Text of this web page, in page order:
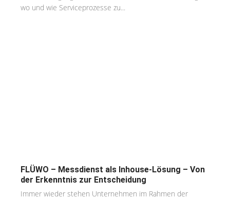
wo und wie Serviceprozesse zu...
FLÜWO – Messdienst als Inhouse-Lösung – Von
der Erkenntnis zur Entscheidung
Immer wieder stehen Unternehmen im Rahmen der